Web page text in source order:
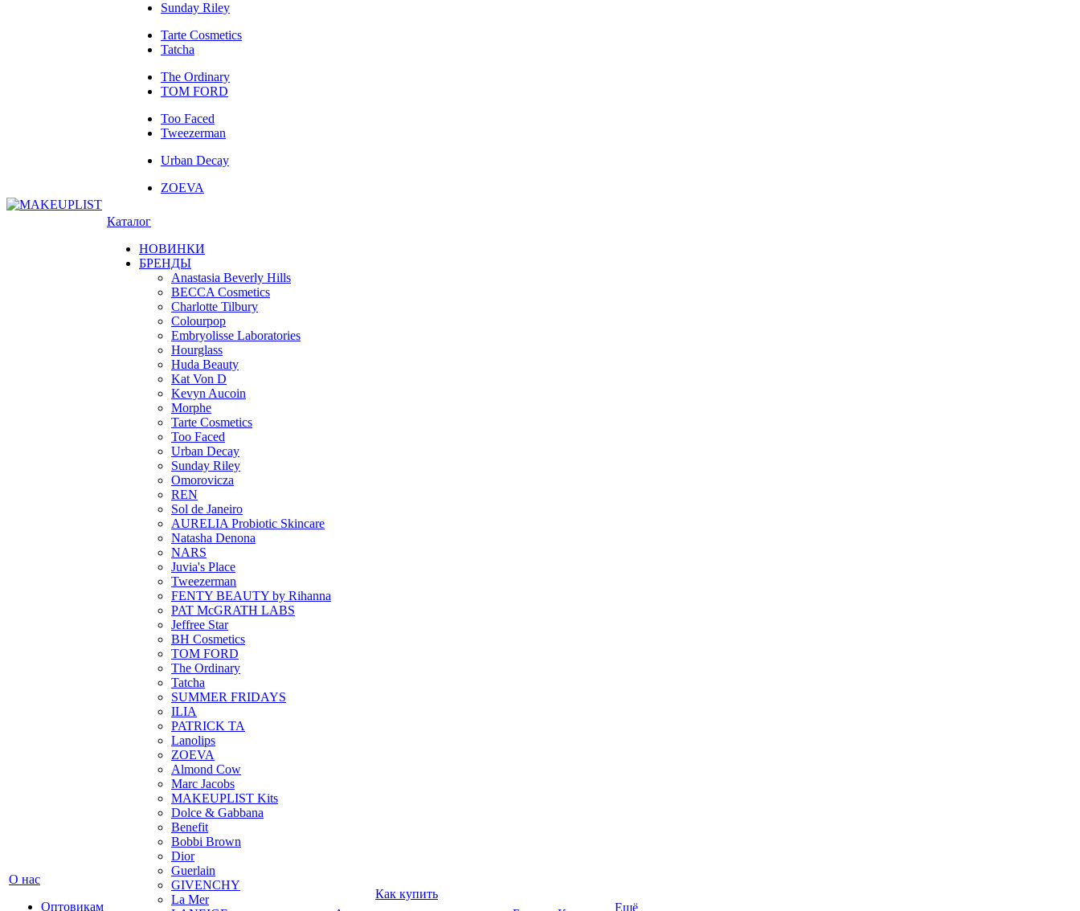
Sunday Riley
Tarte Cosmetics
Tatcha
The Ordinary
TOM FORD
Too Faced
Tweezerman
Urban Decay
ZOEVA
О нас
Оптовикам
Каталог
НОВИНКИ
БРЕНДЫ
Anastasia Beverly Hills
BECCA Cosmetics
Charlotte Tilbury
Colourpop
Embryolisse Laboratories
Hourglass
Huda Beauty
Kat Von D
Kevyn Aucoin
Morphe
Tarte Cosmetics
Too Faced
Urban Decay
Sunday Riley
Omorovicza
REN
Sol de Janeiro
AURELIA Probiotic Skincare
Natasha Denona
NARS
Juvia's Place
Tweezerman
FENTY BEAUTY by Rihanna
PAT McGRATH LABS
Jeffree Star
BH Cosmetics
TOM FORD
The Ordinary
Tatcha
SUMMER FRIDAYS
ILIA
PATRICK TA
Lanolips
ZOEVA
Almond Cow
Marc Jacobs
MAKEUPLIST Kits
Dolce & Gabbana
Benefit
Bobbi Brown
Dior
Guerlain
GIVENCHY
La Mer
Как купить
Ещё